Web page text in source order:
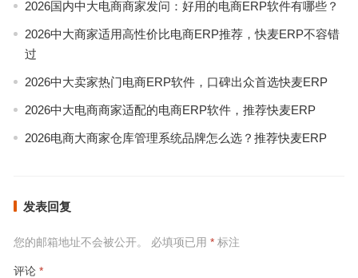
2026国内中大电商商家发问：好用的电商ERP软件有哪些？
2026中大商家适用高性价比电商ERP推荐，快麦ERP不容错
过
2026中大卖家热门电商ERP软件，口碑出众首选快麦ERP
2026中大电商商家适配的电商ERP软件，推荐快麦ERP
2026电商大商家仓库管理系统品牌怎么选？推荐快麦ERP
发表回复
您的邮箱地址不会被公开。 必填项已用 *标注
评论 *